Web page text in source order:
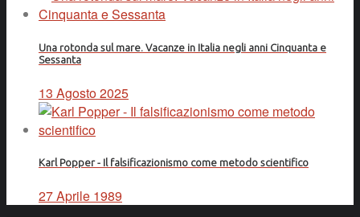
Una rotonda sul mare. Vacanze in Italia negli anni Cinquanta e
Sessanta
13 Agosto 2025
Karl Popper - Il falsificazionismo come metodo scientifico
27 Aprile 1989